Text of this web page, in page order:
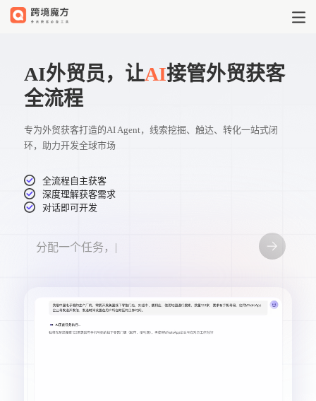
AI外贸员，让AI接管外贸获客
全流程
专为外贸获客打造的AI Agent，线索挖掘、触达、转化一站式闭
环，助力开发全球市场
全流程自主获客
深度理解获客需求
对话即可开发
分配一个任务，开始对